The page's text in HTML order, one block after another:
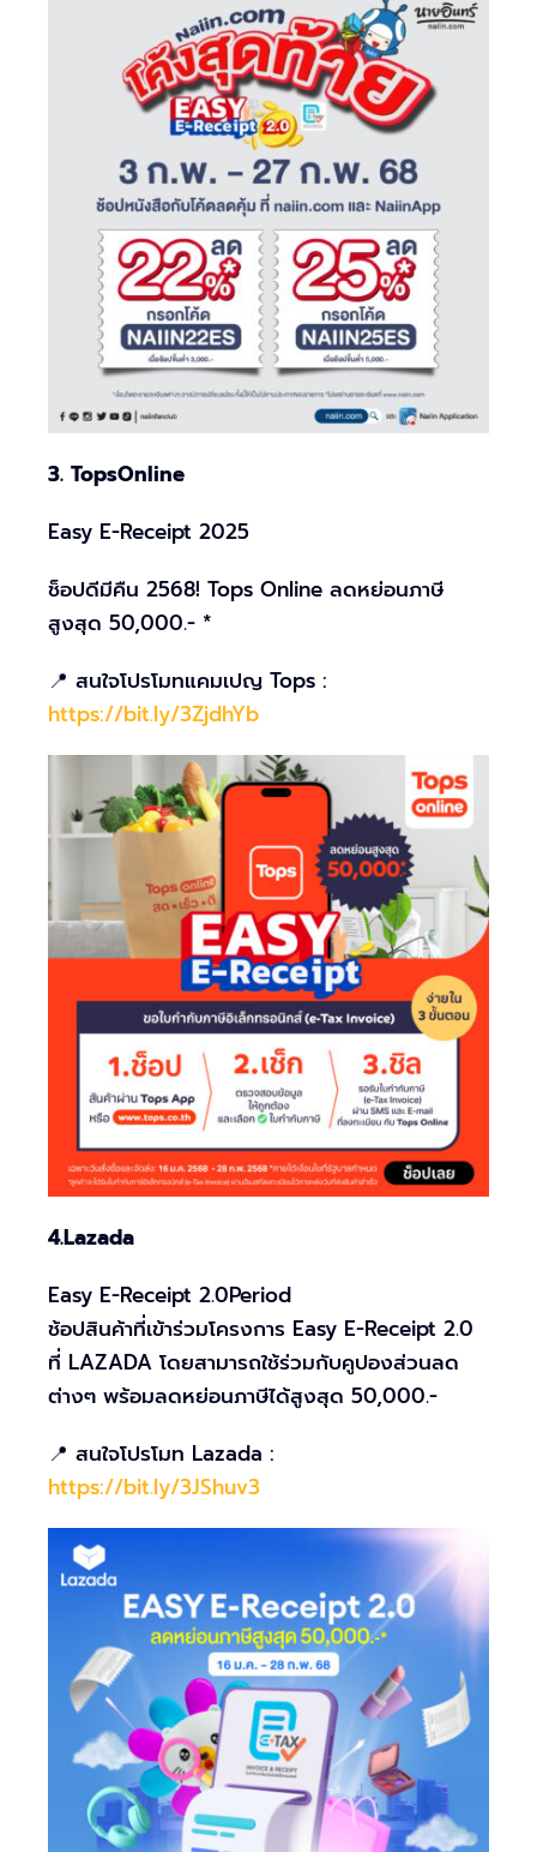
3. TopsOnline
Easy E-Receipt 2025
ช็อปดีมีคืน 2568! Tops Online ลดหย่อนภาษี
สูงสุด 50,000.- *
📍 สนใจโปรโมทแคมเปญ Tops :
https://bit.ly/3ZjdhYb
4.Lazada
Easy E-Receipt 2.0Period
ช้อปสินค้าที่เข้าร่วมโครงการ Easy E-Receipt 2.0
ที่ LAZADA โดยสามารถใช้ร่วมกับคูปองส่วนลด
ต่างๆ พร้อมลดหย่อนภาษีได้สูงสุด 50,000.-
📍 สนใจโปรโมท Lazada :
https://bit.ly/3JShuv3